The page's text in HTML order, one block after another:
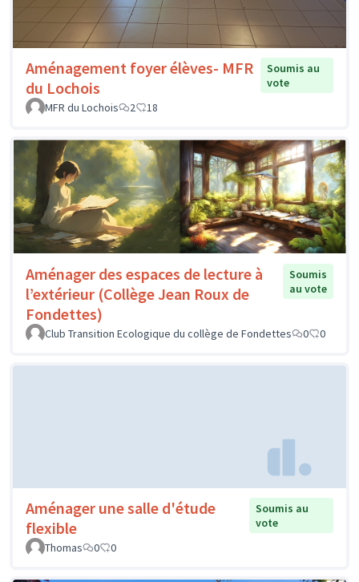
Aménagement foyer élèves- MFR
du Lochois
Soumis au
vote
MFR du Lochois
2 18
Aménager des espaces de lecture à
l’extérieur (Collège Jean Roux de
Fondettes)
Soumis
au vote
Club Transition Ecologique du collège de Fondettes 0 0
Aménager une salle d'étude
flexible
Soumis au
vote
Thomas
0 0